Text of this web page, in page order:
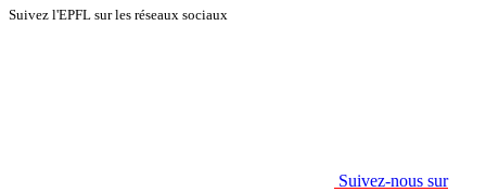
Suivez l'EPFL sur les réseaux sociaux
Suivez-nous sur